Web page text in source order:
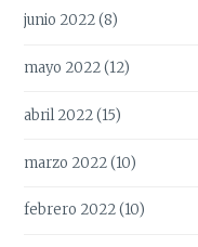
junio 2022(8)
mayo 2022(12)
abril 2022(15)
marzo 2022(10)
febrero 2022(10)